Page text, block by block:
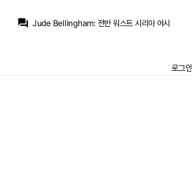
question_answer Jude Bellingham: 전반 워스트 시리아 어시
고르르르르르르르르골 리바스
로그인